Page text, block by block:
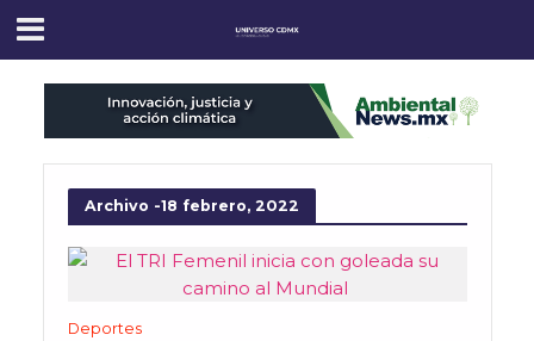
Archivo -18 febrero, 2022
Deportes